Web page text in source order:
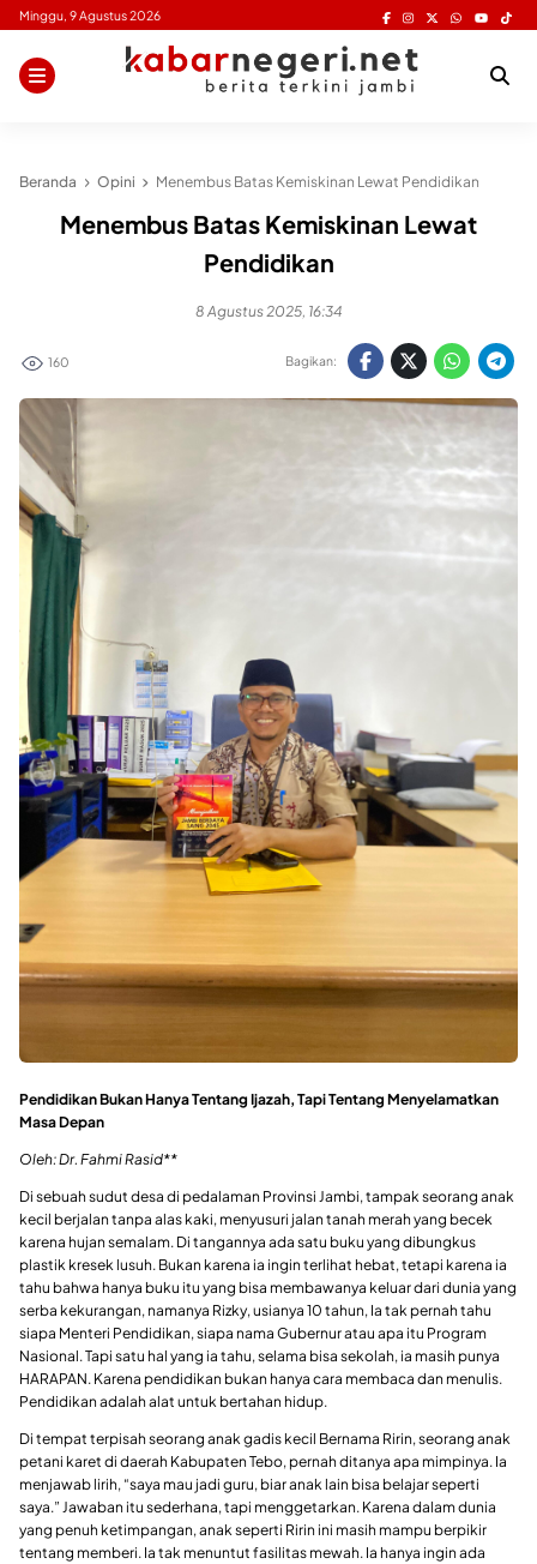
Skip
content
Minggu, 9 Agustus 2026
Beranda Opini Menembus Batas Kemiskinan Lewat Pendidikan
Menembus Batas Kemiskinan Lewat
Pendidikan
8 Agustus 2025, 16:34
160 Bagikan:
Pendidikan Bukan Hanya Tentang Ijazah, Tapi Tentang Menyelamatkan
Masa Depan
Oleh: Dr. Fahmi Rasid**
Di sebuah sudut desa di pedalaman Provinsi Jambi, tampak seorang anak
kecil berjalan tanpa alas kaki, menyusuri jalan tanah merah yang becek
karena hujan semalam. Di tangannya ada satu buku yang dibungkus
plastik kresek lusuh. Bukan karena ia ingin terlihat hebat, tetapi karena ia
tahu bahwa hanya buku itu yang bisa membawanya keluar dari dunia yang
serba kekurangan, namanya Rizky, usianya 10 tahun, Ia tak pernah tahu
siapa Menteri Pendidikan, siapa nama Gubernur atau apa itu Program
Nasional. Tapi satu hal yang ia tahu, selama bisa sekolah, ia masih punya
HARAPAN. Karena pendidikan bukan hanya cara membaca dan menulis.
Pendidikan adalah alat untuk bertahan hidup.
Di tempat terpisah seorang anak gadis kecil Bernama Ririn, seorang anak
petani karet di daerah Kabupaten Tebo, pernah ditanya apa mimpinya. Ia
menjawab lirih, “saya mau jadi guru, biar anak lain bisa belajar seperti
saya.” Jawaban itu sederhana, tapi menggetarkan. Karena dalam dunia
yang penuh ketimpangan, anak seperti Ririn ini masih mampu berpikir
tentang memberi. Ia tak menuntut fasilitas mewah. Ia hanya ingin ada